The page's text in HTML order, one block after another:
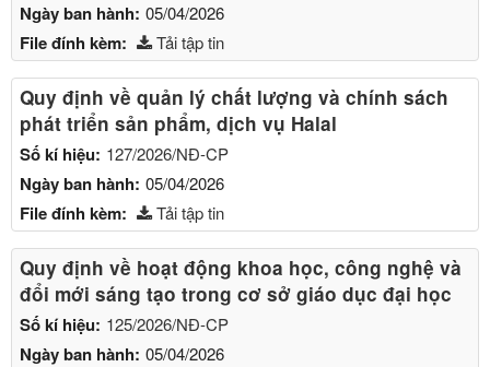
Ngày ban hành: 05/04/2026
File đính kèm: Tải tập tin
Quy định về quản lý chất lượng và chính sách
phát triển sản phẩm, dịch vụ Halal
Số kí hiệu: 127/2026/NĐ-CP
Ngày ban hành: 05/04/2026
File đính kèm: Tải tập tin
Quy định về hoạt động khoa học, công nghệ và
đổi mới sáng tạo trong cơ sở giáo dục đại học
Số kí hiệu: 125/2026/NĐ-CP
Ngày ban hành: 05/04/2026